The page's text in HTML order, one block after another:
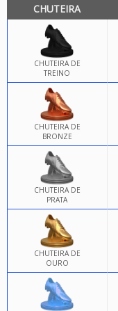
CHUTEIRA
CHUTEIRA DE
TREINO
CHUTEIRA DE
BRONZE
CHUTEIRA DE
PRATA
CHUTEIRA DE
OURO